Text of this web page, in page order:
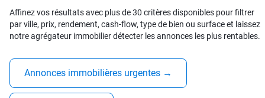
Affinez vos résultats avec plus de 30 critères disponibles pour filtrer
par ville, prix, rendement, cash-flow, type de bien ou surface et laissez
notre agrégateur immobilier détecter les annonces les plus rentables.
Annonces immobilières urgentes →